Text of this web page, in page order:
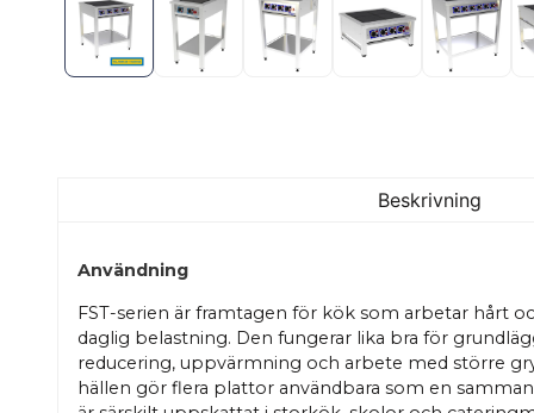
Beskrivning
Användning
FST-serien är framtagen för kök som arbetar hårt
daglig belastning. Den fungerar lika bra för
reducering, uppvärmning och arbete med större
hällen gör flera plattor användbara som en